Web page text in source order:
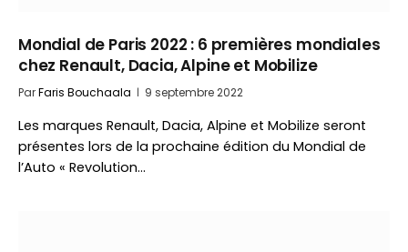
Mondial de Paris 2022 : 6 premières mondiales
chez Renault, Dacia, Alpine et Mobilize
ParFaris Bouchaala 9 septembre 2022
Les marques Renault, Dacia, Alpine et Mobilize seront
présentes lors de la prochaine édition du Mondial de
l’Auto « Revolution…